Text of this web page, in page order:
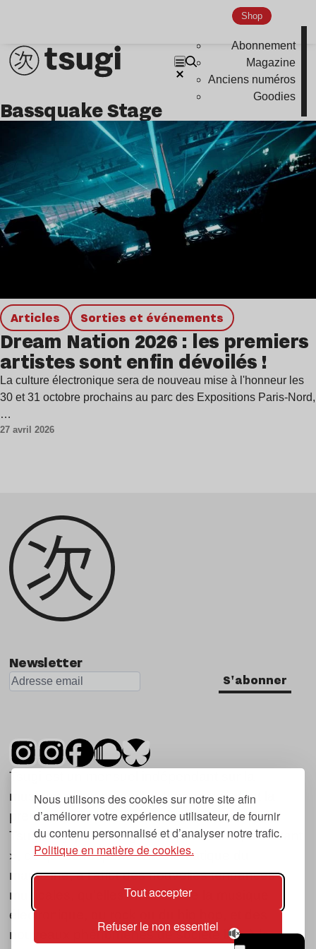
Nous utilisons des cookies sur notre site afin
d’améliorer votre expérience utilisateur, de fournir
du contenu personnalisé et d’analyser notre trafic.
Politique en matière de cookies.
Tout accepter
Refuser le non essentiel
Shop
Abonnement
Magazine
Anciens numéros
Goodies
Indie
Bassquake Stage
Articles Sorties et événements
Dream Nation 2026 : les premiers
artistes sont enfin dévoilés !
La culture électronique sera de nouveau mise à l'honneur les
30 et 31 octobre prochains au parc des Expositions Paris-Nord,
…
27 avril 2026
Newsletter
S'abonner
Tsugi est un mensuel indépendant sur la
musique et les nouvelles tendances, dont la
première parution date de 2007.
Tsugi en japonais signifie « prochain », « suivant
», ce qui correspond à la thématique du
magazine, à l’affût des nouvelles tendances
musicales, qu’elles viennent de la musique
électronique, du rock ou du hip hop, et des
nouveaux phénomènes de société liés à la